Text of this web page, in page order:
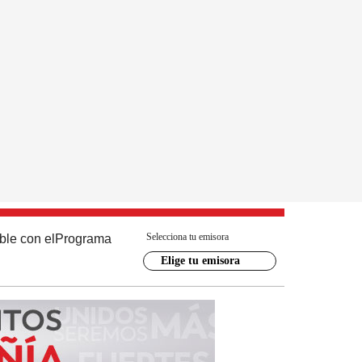
con el Programa Selecciona tu emisora
Elige tu emisora